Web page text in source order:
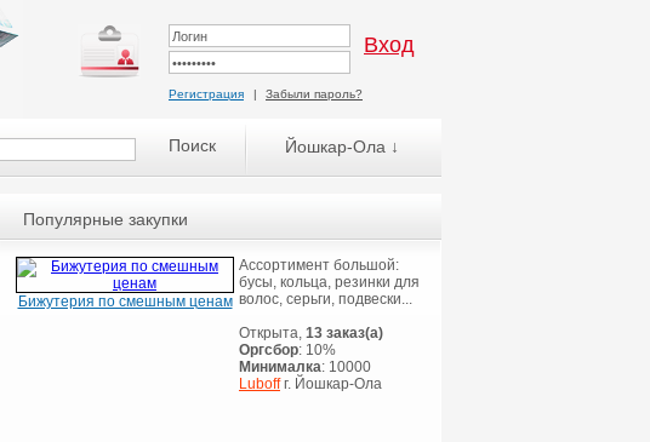
Регистрация | Забыли пароль?
Йошкар-Ола ↓
Популярные закупки
Бижутерия по смешным ценам
Ассортимент большой:
бусы, кольца, резинки для
волос, серьги, подвески...
Открыта, 13 заказ(а)
Оргсбор: 10%
Минималка: 10000
Luboffг. Йошкар-Ола